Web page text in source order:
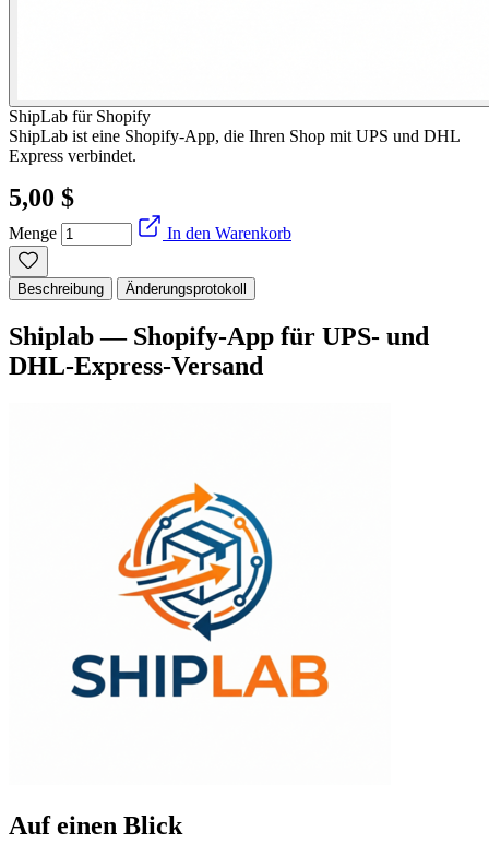
ShipLab für Shopify
ShipLab ist eine Shopify-App, die Ihren Shop mit UPS und DHL
Express verbindet.
5,00 $
Menge In den Warenkorb
Beschreibung Änderungsprotokoll
Shiplab — Shopify-App für UPS- und
DHL-Express-Versand
Auf einen Blick